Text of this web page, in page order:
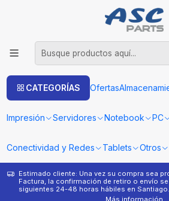
CATEGORÍAS Ofertas
Impresión Servidores Notebook PC
Conectividad y Redes Tablets Otros
Estimado cliente: Una vez su compra sea
Factura, la confirmación de retiro o envío
siguientes 24-48 horas hábiles en Santiago.
Más información